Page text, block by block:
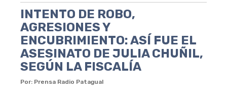
INTENTO DE ROBO,
AGRESIONES Y
ENCUBRIMIENTO: ASÍ FUE EL
ASESINATO DE JULIA CHUÑIL,
SEGÚN LA FISCALÍA
Por: Prensa Radio Patagual